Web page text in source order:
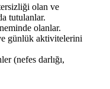
olan ve
tutulanlar.
olanlar.
ve günlük aktivitelerini
(nefes darlığı,